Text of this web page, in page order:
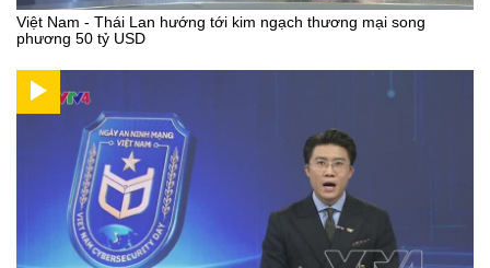
Việt Nam - Thái Lan hướng tới kim ngạch thương mại song
phương 50 tỷ USD